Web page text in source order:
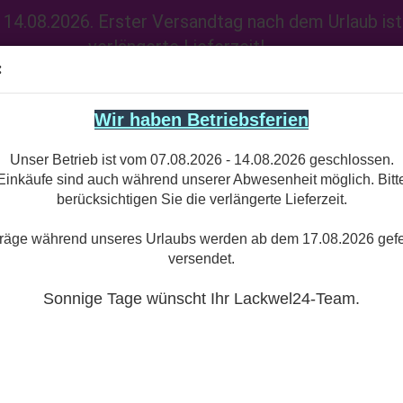
Wir haben Betriebsferien
Unser Betrieb ist vom 07.08.2026 - 14.08.2026 geschlossen.
sind auch während unserer Abwesenheit möglich.
berücksichtigen Sie die verlängerte Lieferzeit.
während unseres Urlaubs werden ab dem 17.08.2026
versendet.
Sonnige Tage wünscht Ihr Lackwel24-Team.
Erster Versandtag nach dem Urlaub
verlängerte Lieferzeit!
PKW FARBEN LANDMASCHINEN FARBEN BAUMASCHINEN
PKW Farben » Opel
Sprühdosen / Lackstifte